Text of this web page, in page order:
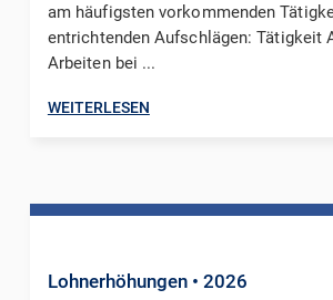
am häufigsten vorkommenden
entrichtenden Aufschlägen: Tätigkeit
Arbeiten bei ...
WEITERLESEN
Lohnerhöhungen • 2026